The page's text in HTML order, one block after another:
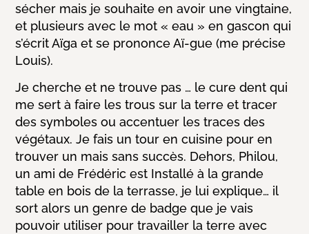
sécher mais je souhaite en avoir une vingtaine,
et plusieurs avec le mot « eau » en gascon qui
s’écrit Aïga et se prononce Aï-gue (me précise
Louis).
Je cherche et ne trouve pas … le cure dent qui
me sert à faire les trous sur la terre et tracer
des symboles ou accentuer les traces des
végétaux. Je fais un tour en cuisine pour en
trouver un mais sans succès. Dehors, Philou,
un ami de Frédéric est Installé à la grande
table en bois de la terrasse, je lui explique… il
sort alors un genre de badge que je vais
pouvoir utiliser pour travailler la terre avec